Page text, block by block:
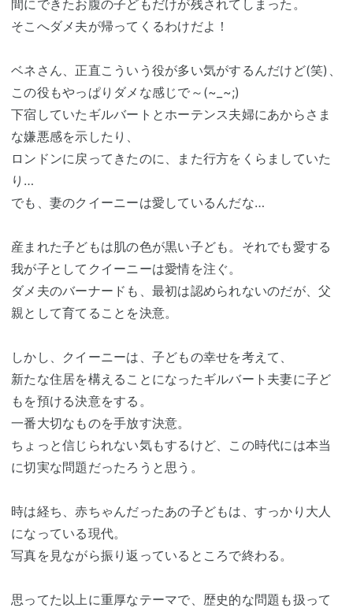
間にできたお腹の子どもだけが残されてしまった。
そこへダメ夫が帰ってくるわけだよ！
ベネさん、正直こういう役が多い気がするんだけど(笑)、
この役もやっぱりダメな感じで～(~_~;)
下宿していたギルバートとホーテンス夫婦にあからさま
な嫌悪感を示したり、
ロンドンに戻ってきたのに、また行方をくらましていた
り…
でも、妻のクイーニーは愛しているんだな…
産まれた子どもは肌の色が黒い子ども。それでも愛する
我が子としてクイーニーは愛情を注ぐ。
ダメ夫のバーナードも、最初は認められないのだが、父
親として育てることを決意。
しかし、クイーニーは、子どもの幸せを考えて、
新たな住居を構えることになったギルバート夫妻に子ど
もを預ける決意をする。
一番大切なものを手放す決意。
ちょっと信じられない気もするけど、この時代には本当
に切実な問題だったろうと思う。
時は経ち、赤ちゃんだったあの子どもは、すっかり大人
になっている現代。
写真を見ながら振り返っているところで終わる。
思ってた以上に重厚なテーマで、歴史的な問題も扱って